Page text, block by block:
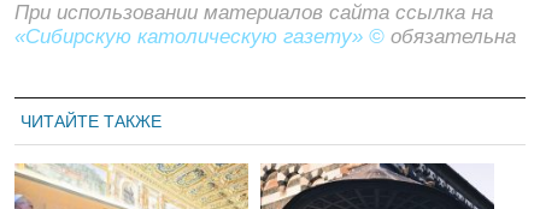
При использовании материалов сайта ссылка на
«Сибирскую католическую газету» © обязательна
ЧИТАЙТЕ ТАКЖЕ